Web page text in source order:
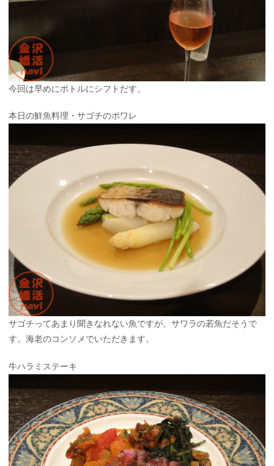
今回は早めにボトルにシフトだす。
本日の鮮魚料理・サゴチのポワレ
サゴチってあまり聞きなれない魚ですが、サワラの若魚だそうで
す。海老のコンソメでいただきます。
牛ハラミステーキ